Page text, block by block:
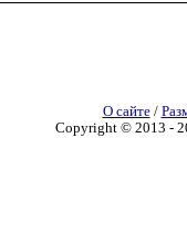
О сайте/
Copyright © 2013 -